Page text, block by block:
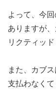
よって、今
ありますが
リクティッ
また、カブ
支払わなくて